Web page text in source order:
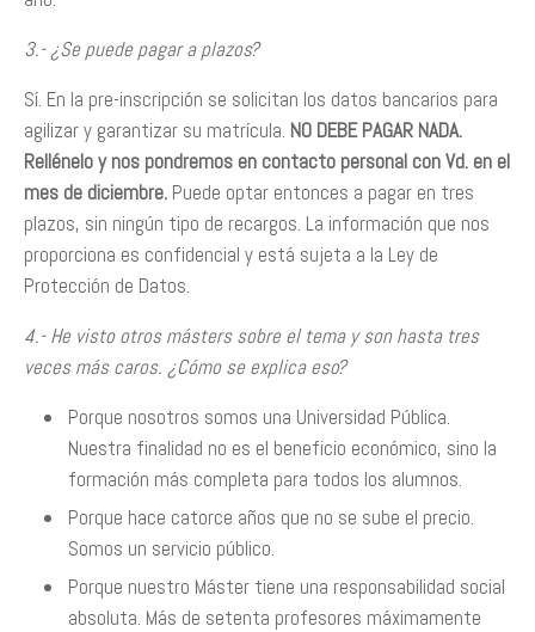
3.- ¿Se puede pagar a plazos?
Sí. En la pre-inscripción se solicitan los datos bancarios para
agilizar y garantizar su matrícula. NO DEBE PAGAR NADA.
Rellénelo y nos pondremos en contacto personal con Vd. en el
mes de diciembre. Puede optar entonces a pagar en tres
plazos, sin ningún tipo de recargos. La información que nos
proporciona es confidencial y está sujeta a la Ley de
Protección de Datos.
4.- He visto otros másters sobre el tema y son hasta tres
veces más caros. ¿Cómo se explica eso?
Porque nosotros somos una Universidad Pública.
Nuestra finalidad no es el beneficio económico, sino la
formación más completa para todos los alumnos.
Porque hace catorce años que no se sube el precio.
Somos un servicio público.
Porque nuestro Máster tiene una responsabilidad social
absoluta. Más de setenta profesores máximamente